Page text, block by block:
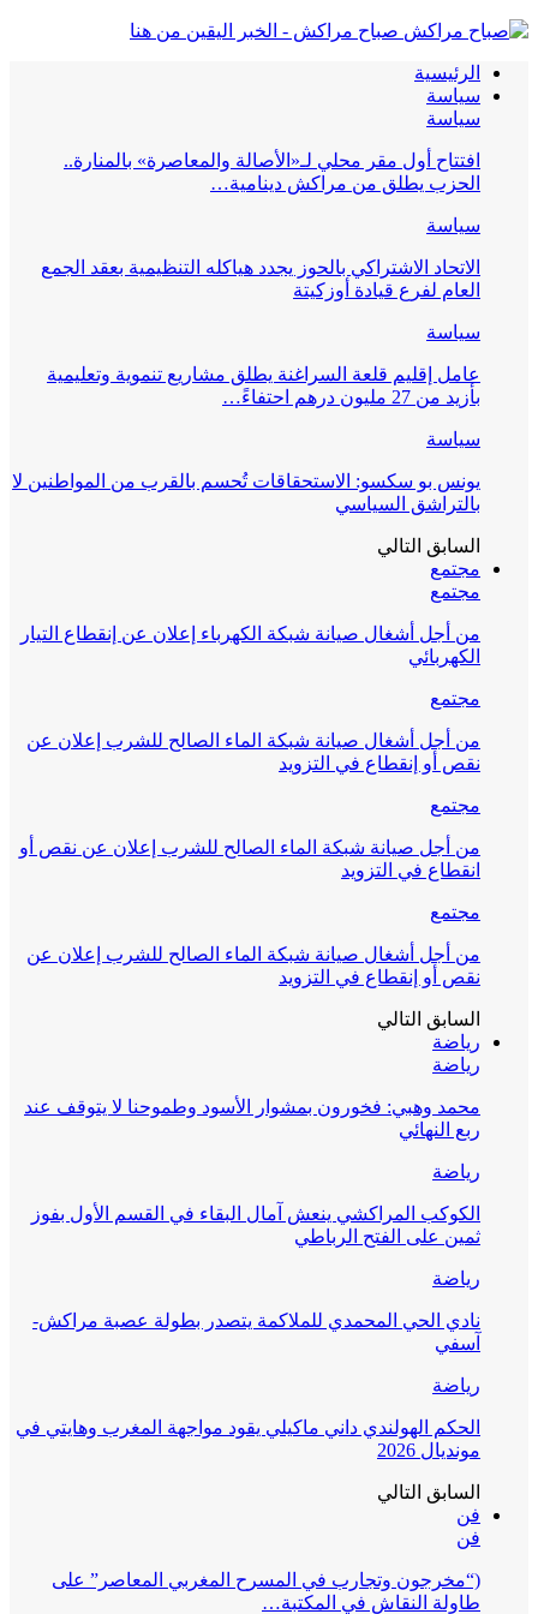
صباح مراكش - الخبر اليقين من هنا
الرئيسية
سياسة
سياسة
افتتاح أول مقر محلي لـ«الأصالة والمعاصرة» بالمنارة..
الحزب يطلق من مراكش دينامية…
سياسة
الاتحاد الاشتراكي بالحوز يجدد هياكله التنظيمية بعقد الجمع
العام لفرع قيادة أوزكيتة
سياسة
عامل إقليم قلعة السراغنة يطلق مشاريع تنموية وتعليمية
بأزيد من 27 مليون درهم احتفاءً…
سياسة
يونس بو سكسو: الاستحقاقات تُحسم بالقرب من المواطنين لا
بالتراشق السياسي
السابق التالي
مجتمع
مجتمع
من أجل أشغال صيانة شبكة الكهرباء إعلان عن إنقطاع التيار
الكهربائي
مجتمع
من أجل أشغال صيانة شبكة الماء الصالح للشرب إعلان عن
نقص أو إنقطاع في التزويد
مجتمع
من أجل صيانة شبكة الماء الصالح للشرب إعلان عن نقص أو
انقطاع في التزويد
مجتمع
من أجل أشغال صيانة شبكة الماء الصالح للشرب إعلان عن
نقص أو إنقطاع في التزويد
السابق التالي
رياضة
رياضة
محمد وهبي: فخورون بمشوار الأسود وطموحنا لا يتوقف عند
ربع النهائي
رياضة
الكوكب المراكشي ينعش آمال البقاء في القسم الأول بفوز
ثمين على الفتح الرباطي
رياضة
نادي الحي المحمدي للملاكمة يتصدر بطولة عصبة مراكش-
آسفي
رياضة
الحكم الهولندي داني ماكيلي يقود مواجهة المغرب وهايتي في
مونديال 2026
السابق التالي
فن
فن
(“مخرجون وتجارب في المسرح المغربي المعاصر” على
طاولة النقاش في المكتبة…